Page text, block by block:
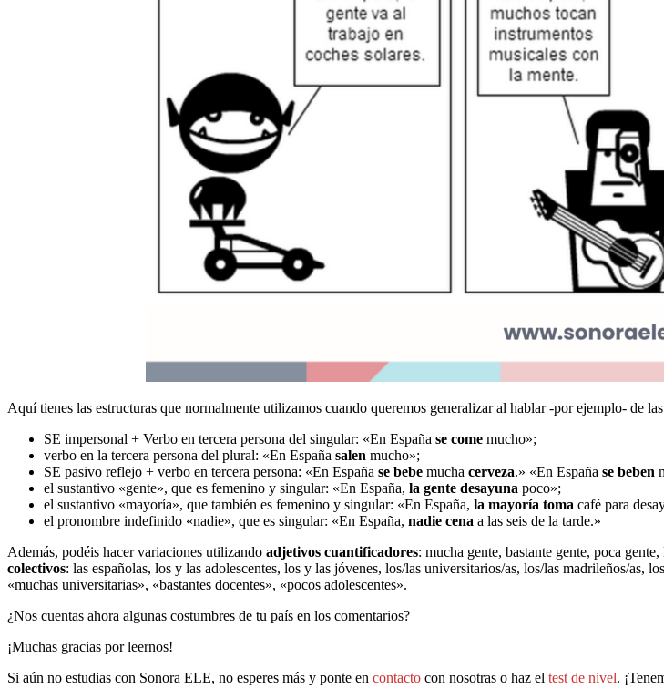
Aquí tienes las estructuras que normalmente utilizamos cuando queremos generalizar al hablar -por ejemplo- de
SE impersonal + Verbo en tercera persona del singular: «En España se come mucho»;
verbo en la tercera persona del plural: «En España salen mucho»;
SE pasivo reflejo + verbo en tercera persona: «En España se bebe mucha cerveza.» «En España se beben
el sustantivo «gente», que es femenino y singular: «En España, la gente desayuna poco»;
el sustantivo «mayoría», que también es femenino y singular: «En España, la mayoría toma café para
el pronombre indefinido «nadie», que es singular: «En España, nadie cena a las seis de la tarde.»
Además, podéis hacer variaciones utilizando adjetivos cuantificadores: mucha gente, bastante gente, poca
colectivos: las españolas, los y las adolescentes, los y las jóvenes, los/las universitarios/as, los/las madrileños/as,
«muchas universitarias», «bastantes docentes», «pocos adolescentes».
¿Nos cuentas ahora algunas costumbres de tu país en los comentarios?
¡Muchas gracias por leernos!
Si aún no estudias con Sonora ELE, no esperes más y ponte en contacto con nosotras o haz el test de nivel.